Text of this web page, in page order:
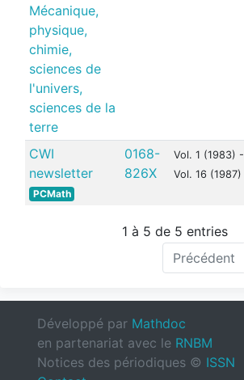
Mécanique,
physique,
chimie,
sciences de
l'univers,
sciences de la
terre
CWI
newsletter
PCMath
0168-
826X
Vol. 1 (1983) -
Vol. 16 (1987)
1 à 5 de 5 entries
Précédent
Développé par Mathdoc
en partenariat avec le RNBM
Notices des périodiques © ISSN